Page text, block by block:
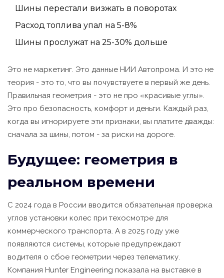
Шины перестали визжать в поворотах
Расход топлива упал на 5-8%
Шины прослужат на 25-30% дольше
Это не маркетинг. Это данные НИИ Автопрома. И это не
теория - это то, что вы почувствуете в первый же день.
Правильная геометрия - это не про «красивые углы».
Это про безопасность, комфорт и деньги. Каждый раз,
когда вы игнорируете эти признаки, вы платите дважды:
сначала за шины, потом - за риски на дороге.
Будущее: геометрия в
реальном времени
С 2024 года в России вводится обязательная проверка
углов установки колес при техосмотре для
коммерческого транспорта. А в 2025 году уже
появляются системы, которые предупреждают
водителя о сбое геометрии через телематику.
Компания Hunter Engineering показала на выставке в